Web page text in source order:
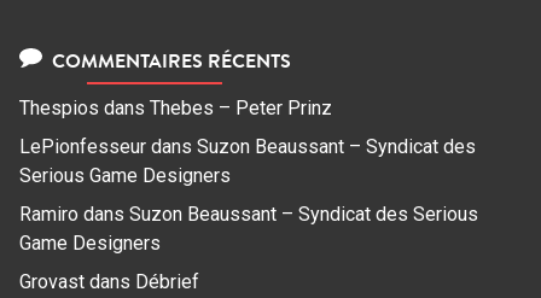
COMMENTAIRES RÉCENTS
Thespios dans Thebes – Peter Prinz
LePionfesseur dans Suzon Beaussant – Syndicat des
Serious Game Designers
Ramiro dans Suzon Beaussant – Syndicat des Serious
Game Designers
Grovast dans Débrief